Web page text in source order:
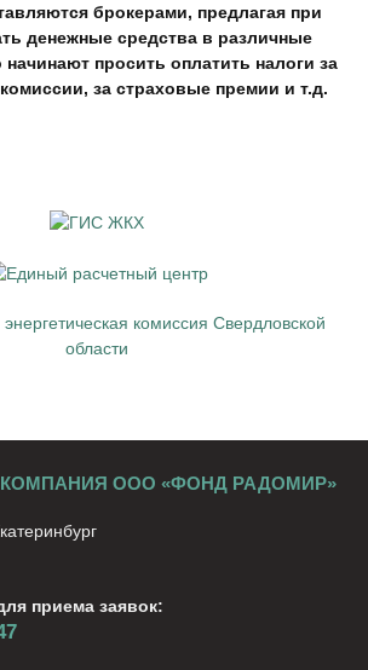
брокерами, предлагая при
денежные средства в различные
просить оплатить налоги за
за страховые премии и т.д.
ООО «ФОНД РАДОМИР»
приема заявок: